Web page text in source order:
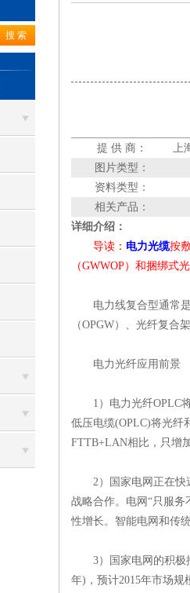
提 供 商：
上
图片类型：
资料类型：
相关产品：
详细介绍：
导读： 电力光缆按
（GWWOP）和捆绑式
电力线复合型通常是
（OPGW）、光纤复合
电力光纤应用前景
1）电力光纤OPLC将
低压电缆(OPLC)将光纤
FTTB+LAN相比，只增
2）国家电网正在快速
战略合作。电网“只服
性增长。智能电网和传
3）国家电网的积极推
年)，预计2015年市场规